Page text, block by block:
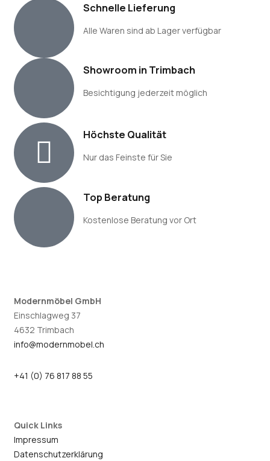
Schnelle Lieferung
Alle Waren sind ab Lager verfügbar
Showroom in Trimbach
Besichtigung jederzeit möglich
Höchste Qualität
Nur das Feinste für Sie
Top Beratung
Kostenlose Beratung vor Ort
Modernmöbel GmbH
Einschlagweg 37
4632 Trimbach
info@modernmobel.ch
+41 (0) 76 817 88 55
Quick Links
Impressum
Datenschutzerklärung